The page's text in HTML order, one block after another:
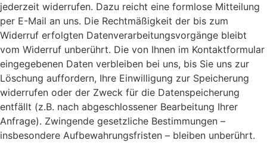
jederzeit widerrufen. Dazu reicht eine formlose Mitteilung
per E-Mail an uns. Die Rechtmäßigkeit der bis zum
Widerruf erfolgten Datenverarbeitungsvorgänge bleibt
vom Widerruf unberührt. Die von Ihnen im Kontaktformular
eingegebenen Daten verbleiben bei uns, bis Sie uns zur
Löschung auffordern, Ihre Einwilligung zur Speicherung
widerrufen oder der Zweck für die Datenspeicherung
entfällt (z.B. nach abgeschlossener Bearbeitung Ihrer
Anfrage). Zwingende gesetzliche Bestimmungen –
insbesondere Aufbewahrungsfristen – bleiben unberührt.